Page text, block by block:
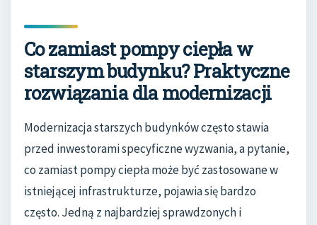
Co zamiast pompy ciepła w
starszym budynku? Praktyczne
rozwiązania dla modernizacji
Modernizacja starszych budynków często stawia
przed inwestorami specyficzne wyzwania, a pytanie,
co zamiast pompy ciepła może być zastosowane w
istniejącej infrastrukturze, pojawia się bardzo
często. Jedną z najbardziej sprawdzonych i